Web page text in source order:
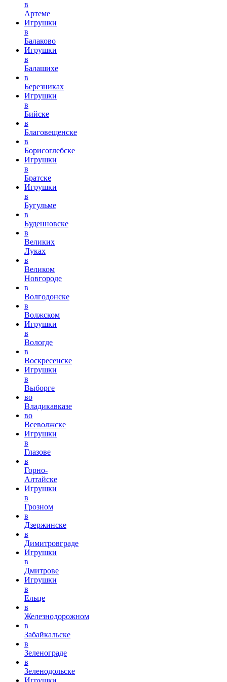
в
Артеме
Игрушки
в
Балаково
Игрушки
в
Балашихе
в
Березниках
Игрушки
в
Бийске
в
Благовещенске
в
Борисоглебске
Игрушки
в
Братске
Игрушки
в
Бугульме
в
Буденновске
в
Великих
Луках
в
Великом
Новгороде
в
Волгодонске
в
Волжском
Игрушки
в
Вологде
в
Воскресенске
Игрушки
в
Выборге
во
Владикавказе
во
Всеволжске
Игрушки
в
Глазове
в
Горно-
Алтайске
Игрушки
в
Грозном
в
Дзержинске
в
Димитровграде
Игрушки
в
Дмитрове
Игрушки
в
Ельце
в
Железнодорожном
в
Забайкальске
в
Зеленограде
в
Зеленодольске
Игрушки